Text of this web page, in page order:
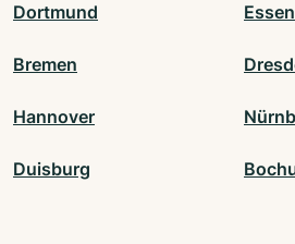
Dortmund Essen
Bremen
Hannover
Duisburg